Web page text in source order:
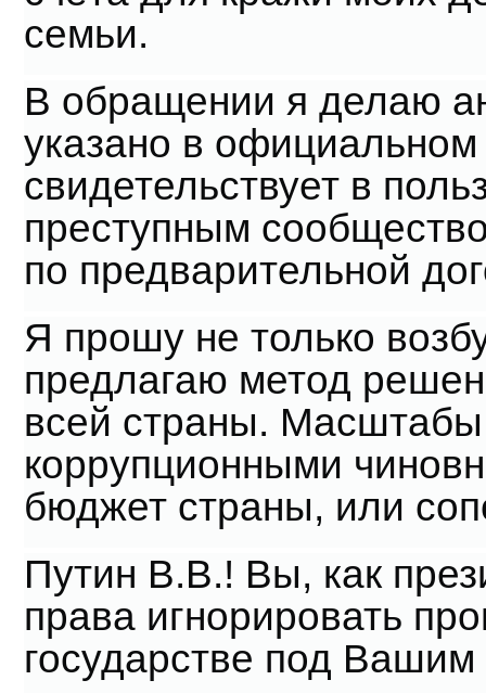
семьи.
В обращении я делаю
указано в
свидетельствует в
преступным
по предварительной
Я прошу не только
предлагаю метод
всей страны.
коррупционными
бюджет страны, или
Путин В.В.! Вы, как
права игнорировать
государстве под